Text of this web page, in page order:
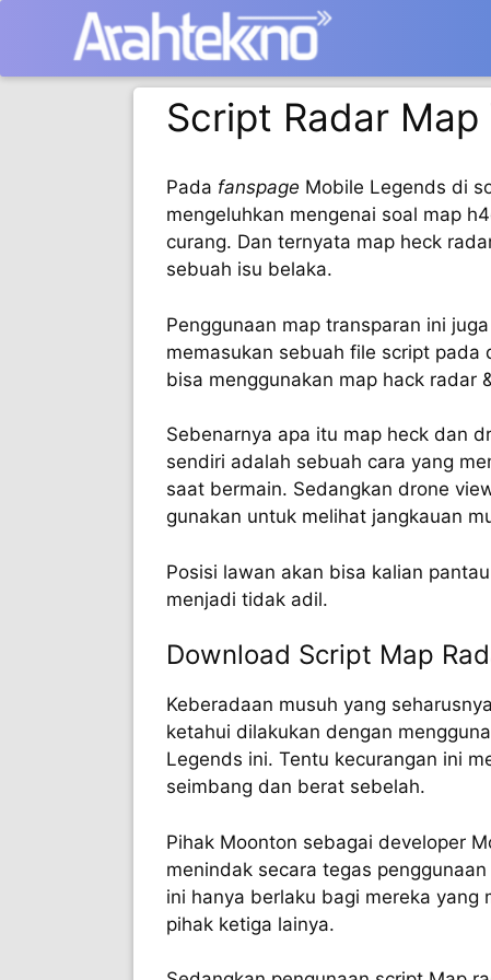
Script Radar Map
Pada fanspage Mobile Legends di
mengeluhkan mengenai soal map
curang. Dan ternyata map heck
sebuah isu belaka.
Penggunaan map transparan ini
memasukan sebuah file script
bisa menggunakan map hack radar
Sebenarnya apa itu map heck dan
sendiri adalah sebuah cara yang
saat bermain. Sedangkan drone
gunakan untuk melihat jangkauan
Posisi lawan akan bisa kalian
menjadi tidak adil.
Download Script Map
Keberadaan musuh yang
ketahui dilakukan dengan
Legends ini. Tentu kecurangan ini
seimbang dan berat sebelah.
Pihak Moonton sebagai developer
menindak secara tegas
ini hanya berlaku bagi mereka yang
pihak ketiga lainya.